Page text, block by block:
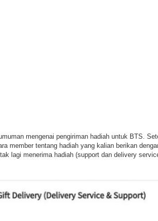
mengenai pengiriman hadiah untuk BTS.
member tentang hadiah yang kalian berikan
lagi menerima hadiah (support dan delivery